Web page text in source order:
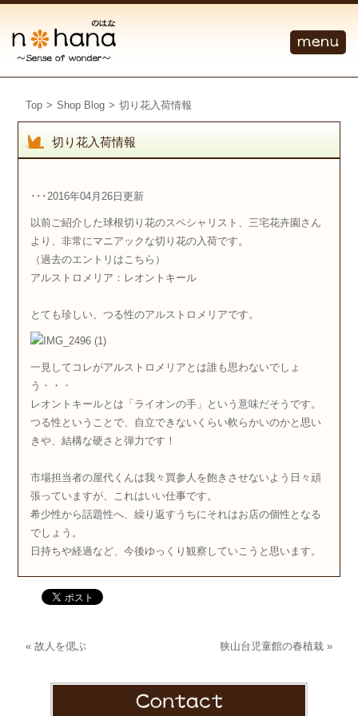
Top > Shop Blog > 切り花入荷情報
切り花入荷情報
･･･2016年04月26日更新
以前ご紹介した球根切り花のスペシャリスト、三宅花卉園さん
より、非常にマニアックな切り花の入荷です。
（過去のエントリはこちら ）
アルストロメリア：レオントキール
とても珍しい、つる性のアルストロメリアです。
一見してコレがアルストロメリアとは誰も思わないでしょ
う・・・
レオントキールとは「ライオンの手」という意味だそうです。
つる性ということで、自立できないくらい軟らかいのかと思い
きや、結構な硬さと弾力です！
市場担当者の屋代くんは我々買参人を飽きさせないよう日々頑
張っていますが、これはいい仕事です。
希少性から話題性へ、繰り返すうちにそれはお店の個性となる
でしょう。
日持ちや経過など、今後ゆっくり観察していこうと思います。
«故人を偲ぶ 狭山台児童館の春植栽»